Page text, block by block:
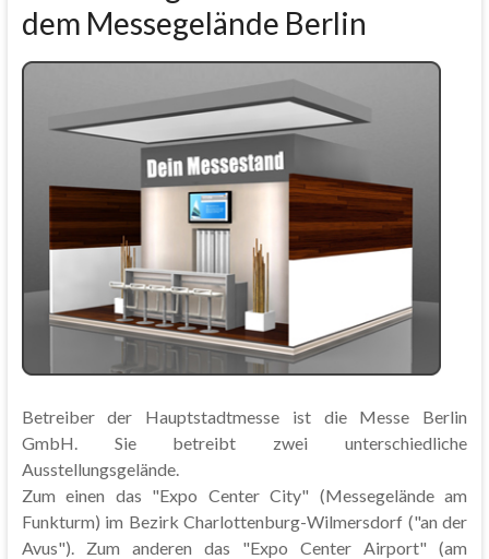
dem Messegelände Berlin
Betreiber der Hauptstadtmesse ist die Messe Berlin
GmbH. Sie betreibt zwei unterschiedliche
Ausstellungsgelände.
Zum einen das "Expo Center City" (Messegelände am
Funkturm) im Bezirk Charlottenburg-Wilmersdorf ("an der
Avus"). Zum anderen das "Expo Center Airport" (am